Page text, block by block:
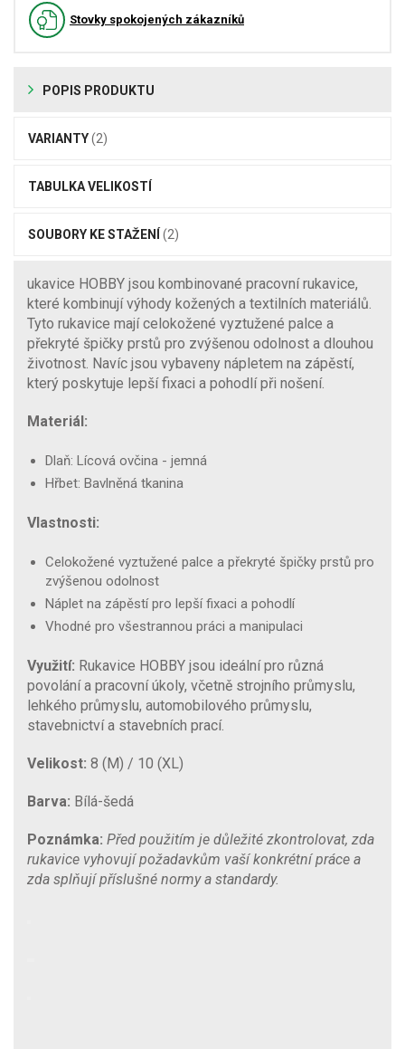
Stovky spokojených zákazníků
POPIS PRODUKTU
VARIANTY(2)
TABULKA VELIKOSTÍ
SOUBORY KE STAŽENÍ (2)
ukavice HOBBY jsou kombinované pracovní rukavice,
které kombinují výhody kožených a textilních materiálů.
Tyto rukavice mají celokožené vyztužené palce a
překryté špičky prstů pro zvýšenou odolnost a dlouhou
životnost. Navíc jsou vybaveny nápletem na zápěstí,
který poskytuje lepší fixaci a pohodlí při nošení.
Materiál:
Dlaň: Lícová ovčina - jemná
Hřbet: Bavlněná tkanina
Vlastnosti:
Celokožené vyztužené palce a překryté špičky prstů pro
zvýšenou odolnost
Náplet na zápěstí pro lepší fixaci a pohodlí
Vhodné pro všestrannou práci a manipulaci
Využití: Rukavice HOBBY jsou ideální pro různá
povolání a pracovní úkoly, včetně strojního průmyslu,
lehkého průmyslu, automobilového průmyslu,
stavebnictví a stavebních prací.
Velikost: 8 (M) / 10 (XL)
Barva: Bílá-šedá
Poznámka: Před použitím je důležité zkontrolovat, zda
rukavice vyhovují požadavkům vaší konkrétní práce a
zda splňují příslušné normy a standardy.